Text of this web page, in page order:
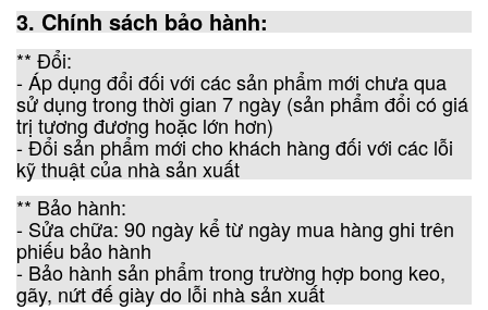
3. Chính sách bảo hành:
** Đổi:
- Áp dụng đổi đối với các sản phẩm mới chưa qua
sử dụng trong thời gian 7 ngày (sản phẩm đổi có giá
trị tương đương hoặc lớn hơn)
- Đổi sản phẩm mới cho khách hàng đối với các lỗi
kỹ thuật của nhà sản xuất
** Bảo hành:
- Sửa chữa: 90 ngày kể từ ngày mua hàng ghi trên
phiếu bảo hành
- Bảo hành sản phẩm trong trường hợp bong keo,
gãy, nứt đế giày do lỗi nhà sản xuất